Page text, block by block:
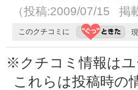
（投稿:2009/07/15 掲
このクチコミに
※クチコミ情報は
これらは投稿時の